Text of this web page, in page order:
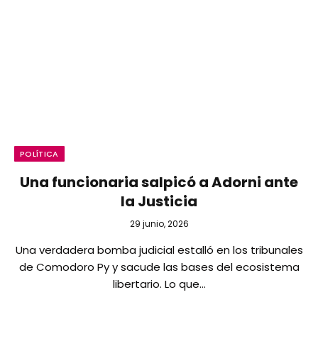
POLÍTICA
Una funcionaria salpicó a Adorni ante
la Justicia
29 junio, 2026
Una verdadera bomba judicial estalló en los tribunales
de Comodoro Py y sacude las bases del ecosistema
libertario. Lo que…